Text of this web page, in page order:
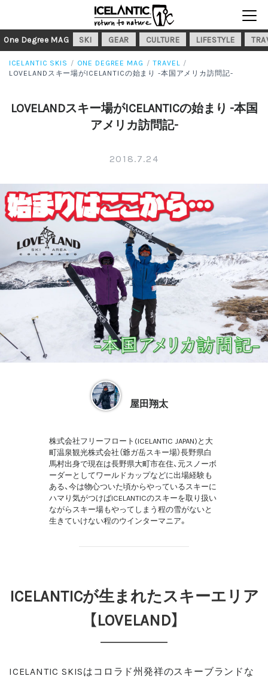
One Degree MAG SKI GEAR CULTURE LIFESTYLE
ICELANTIC SKIS ONE DEGREE MAG
TRAVEL
LOVELANDスキー場がICELANTICの始まり -本国アメリカ訪問記-
LOVELANDスキー場がICELANTICの始まり -本国
アメリカ訪問記-
2018.7.24
屋田翔太
株式会社フリーフロート(ICELANTIC JAPAN)と大
町温泉観光株式会社（爺ガ岳スキー場）長野県白
馬村出身で現在は長野県大町市在住、元スノーボ
ーダーとしてワールドカップなどに出場経験も
ある、今は物心ついた頃からやっているスキーに
ハマり気がつけばICELANTICのスキーを取り扱い
ながらスキー場もやってしまう程の雪がないと
生きていけない程のウインターマニア。
ICELANTICが生まれたスキーエリア
【LOVELAND】
ICELANTIC SKISはコロラド州発祥のスキーブランドな